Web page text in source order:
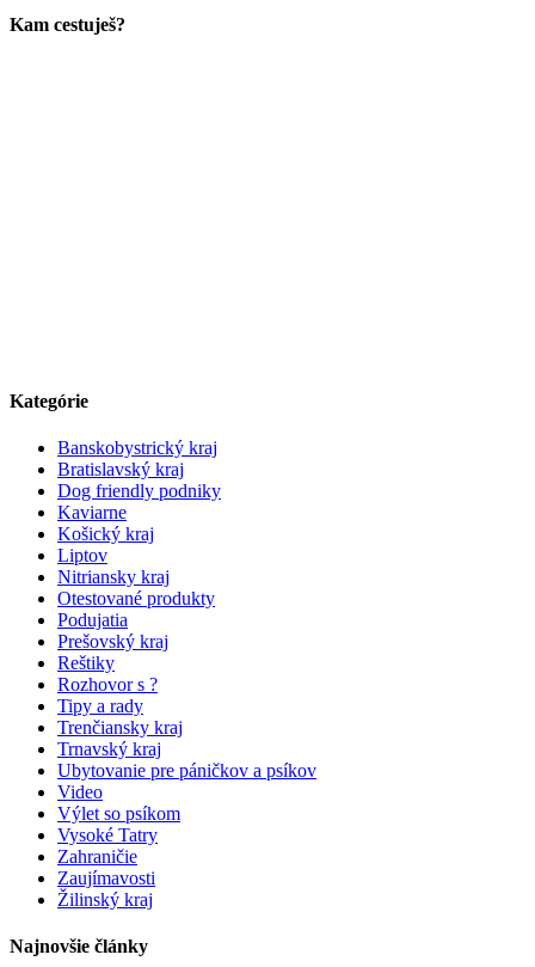
Kam cestuješ?
Kategórie
Banskobystrický kraj
Bratislavský kraj
Dog friendly podniky
Kaviarne
Košický kraj
Liptov
Nitriansky kraj
Otestované produkty
Podujatia
Prešovský kraj
Reštiky
Rozhovor s ?
Tipy a rady
Trenčiansky kraj
Trnavský kraj
Ubytovanie pre páničkov a psíkov
Video
Výlet so psíkom
Vysoké Tatry
Zahraničie
Zaujímavosti
Žilinský kraj
Najnovšie články